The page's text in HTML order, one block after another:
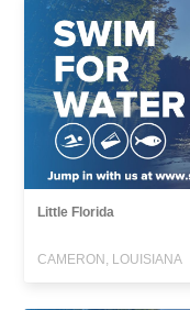
Little Florida
CAMERON, LOUISIANA